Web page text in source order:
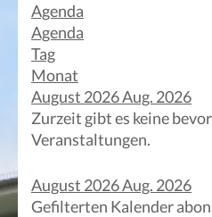
Agenda
Agenda
Tag
Monat
August 2026Aug. 2026
Zurzeit gibt es keine
Veranstaltungen.
August 2026Aug. 2026
Gefilterten Kalender